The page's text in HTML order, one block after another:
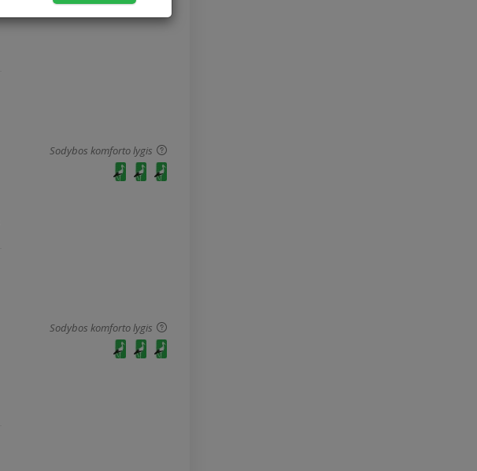
Sodybos komforto lygis
Sodybos komforto lygis